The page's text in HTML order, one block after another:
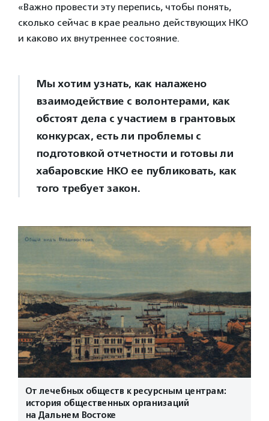
«Важно провести эту перепись, чтобы понять,
сколько сейчас в крае реально действующих НКО
и каково их внутреннее состояние.
Мы хотим узнать, как налажено
взаимодействие с волонтерами, как
обстоят дела с участием в грантовых
конкурсах, есть ли проблемы с
подготовкой отчетности и готовы ли
хабаровские НКО ее публиковать, как
того требует закон.
От лечебных обществ к ресурсным центрам:
история общественных организаций
на Дальнем Востоке